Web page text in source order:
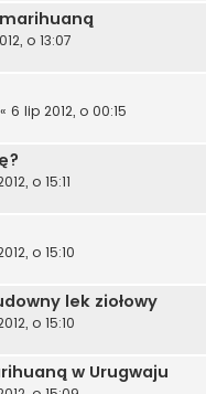
o 13:07
« 6 lip 2012, o 00:15
o 15:11
o 15:10
lek ziołowy
o 15:10
w Urugwaju